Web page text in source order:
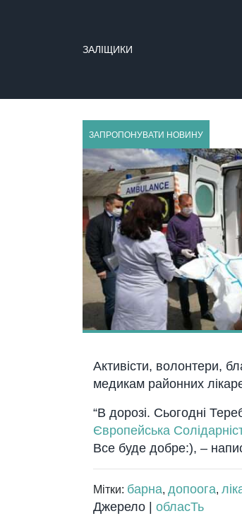
ЗАЛІЩИКИ
ЗАПРОПОНУВАТИ НОВИНУ
Активісти, волонтери,
медикам районних
“В дорозі. Сьогодні
Європейська
Все буде добре:), –
Мітки: барна, допоога,
Джерело | обласТь